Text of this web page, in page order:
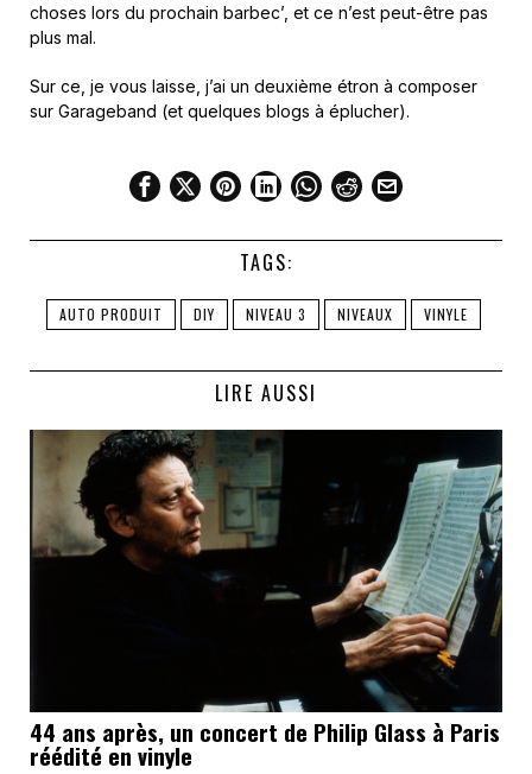
choses lors du prochain barbec’, et ce n’est peut-être pas
plus mal.
Sur ce, je vous laisse, j’ai un deuxième étron à composer
sur Garageband (et quelques blogs à éplucher).
TAGS:
AUTO PRODUIT DIY NIVEAU 3 NIVEAUX VINYLE
LIRE AUSSI
44 ans après, un concert de Philip Glass à Paris
réédité en vinyle